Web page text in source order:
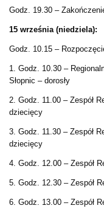
Godz. 19.30 –
15 września (niedziela):
Godz. 10.15 –
1. Godz. 10.30 –
Słopnic – dorosły
2. Godz. 11.00 – Zespół
dziecięcy
3. Godz. 11.30 – Zespół
dziecięcy
4. Godz. 12.00 – Zespół
5. Godz. 12.30 – Zespół
6. Godz. 13.00 – Zespół